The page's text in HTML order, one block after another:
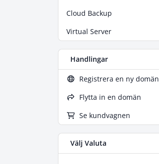
Cloud Backup
Virtual Server
Handlingar
Registrera en ny domän
Flytta in en domän
Se kundvagnen
Välj Valuta